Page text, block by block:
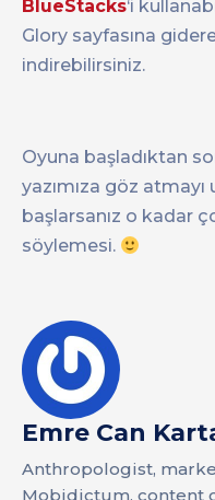
BlueStacks‘i
Glory sayfasına
indirebilirsiniz.
Oyuna başladıktan
yazımıza göz atmayı
başlarsanız o kadar
söylemesi.
Emre Can
Anthropologist,
Mobidictum, content